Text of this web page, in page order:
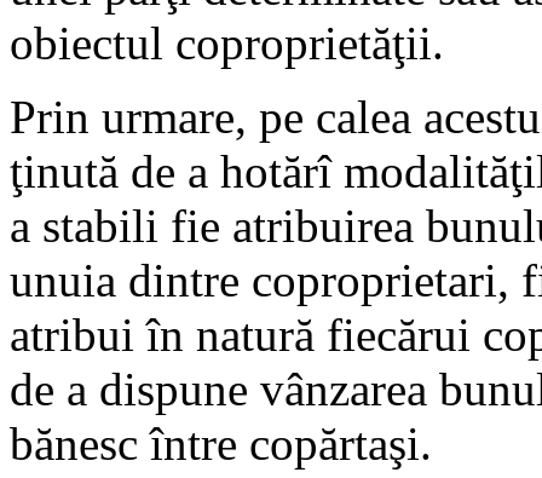
obiectul coproprietăţii.
Prin urmare, pe calea
ţinută de a hotărî
a stabili fie atribuirea
unuia dintre coproprietari,
atribui în natură fiecărui
de a dispune vânzarea
bănesc între copărtaşi.